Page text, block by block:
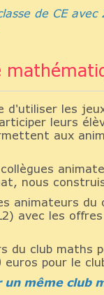
de CE
d'utiliser les
leurs
aux
nous
animateurs
avec les
du club maths
pour le
un même club